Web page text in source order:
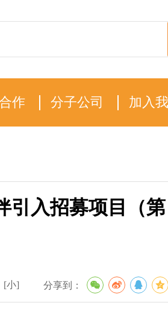
作 分子公司 加入
引入招募项目（第
分享到：
[小]